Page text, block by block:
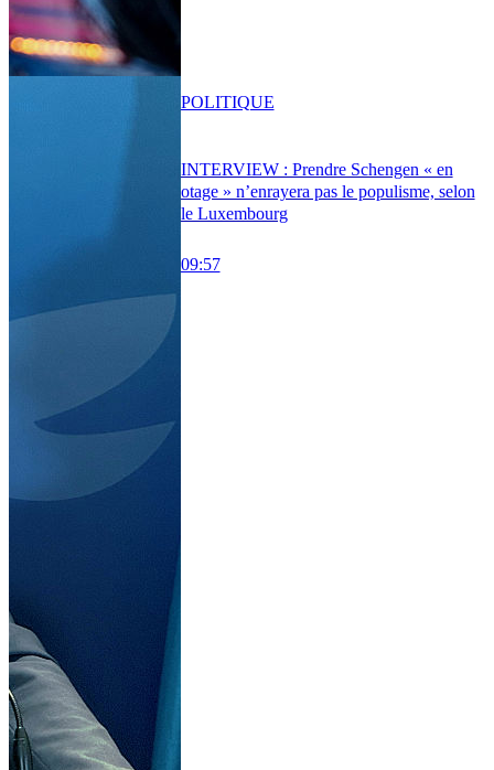
INTERVIEW : Prendre Schengen « en
otage » n’enrayera pas le populisme, selon
le Luxembourg
09:57
POLITIQUE